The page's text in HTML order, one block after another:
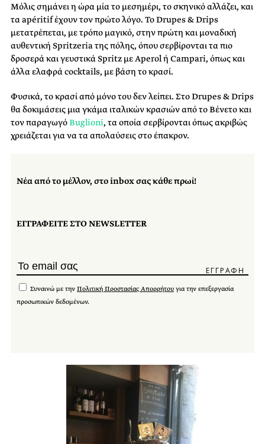
Μόλις σημάνει η ώρα μία το μεσημέρι, το σκηνικό αλλάζει, και
τα apéritif έχουν τον πρώτο λόγο. Το Drupes & Drips
μετατρέπεται, με τρόπο μαγικό, στην πρώτη και μοναδική
αυθεντική Spritzeria της πόλης, όπου σερβίρονται τα πιο
δροσερά και γευστικά Spritz με Aperol ή Campari, όπως και
άλλα ελαφρά cocktails, με βάση το κρασί.
Φυσικά, το κρασί από μόνο του δεν λείπει. Στο Drupes & Drips
θα δοκιμάσεις μια γκάμα ιταλικών κρασιών από το Βένετο και
τον παραγωγόBuglioni, τα οποία σερβίρονται όπως ακριβώς
χρειάζεται για να τα απολαύσεις στο έπακρον.
Νέα από το μέλλον, στο inbox σας κάθε πρωί!
ΕΓΓΡΑΦΕΙΤΕ ΣΤΟ NEWSLETTER
Συναινώ με την Πολιτική Προστασίας Απορρήτου για την επεξεργασία
προσωπικών δεδομένων.